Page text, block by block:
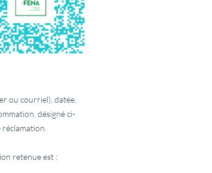
ou courriel), datée,
désigné ci-
retenue est :